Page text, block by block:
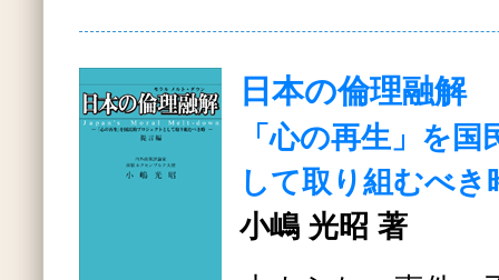
日本の倫理融解
「心の再生」を
して取り組むべき
小嶋 光昭 著